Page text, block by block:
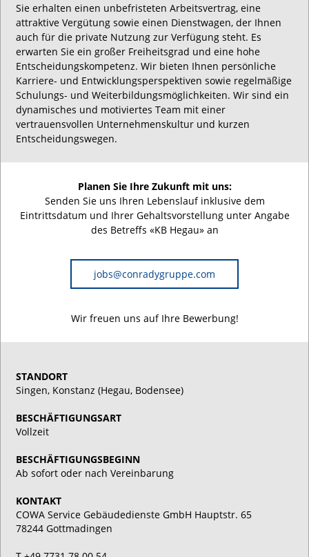
Sie erhalten einen unbefristeten Arbeitsvertrag, eine
attraktive Vergütung sowie einen Dienstwagen, der Ihnen
auch für die private Nutzung zur Verfügung steht. Es
erwarten Sie ein großer Freiheitsgrad und eine hohe
Entscheidungskompetenz. Wir bieten Ihnen persönliche
Karriere- und Entwicklungsperspektiven sowie regelmäßige
Schulungs- und Weiterbildungsmöglichkeiten. Wir sind ein
dynamisches und motiviertes Team mit einer
vertrauensvollen Unternehmenskultur und kurzen
Entscheidungswegen.
Planen Sie Ihre Zukunft mit uns:
Senden Sie uns Ihren Lebenslauf inklusive dem
Eintrittsdatum und Ihrer Gehaltsvorstellung unter Angabe
des Betreffs «KB Hegau» an
jobs@conradygruppe.com
Wir freuen uns auf Ihre Bewerbung!
STANDORT
Singen, Konstanz (Hegau, Bodensee)
BESCHÄFTIGUNGSART
Vollzeit
BESCHÄFTIGUNGSBEGINN
Ab sofort oder nach Vereinbarung
KONTAKT
COWA Service Gebäudedienste GmbH Hauptstr. 65
78244 Gottmadingen